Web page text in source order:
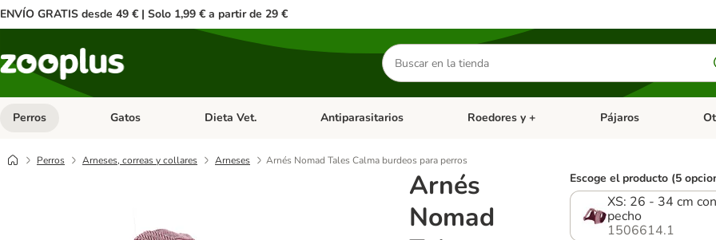
ENVÍO GRATIS desde 49 € | Solo 1,99 € a partir de 29 €
Buscar
productos
Perros Menú de categoria abierto: Perros
Gatos Menú de categoria abierto: Gatos
Dieta Vet. Menú de categoria abierto: Dieta Vet.
Antiparasitarios Menú de categoria abierto: Antiparasitarios
Roedores y + Menú de categoria
Pájaros
Perros Arneses, correas y collares Arneses Arnés Nomad Tales Calma burdeos para perros
Arnés
Nomad
Escoge el producto (5
XS: 26 - 34 cm
pecho
1506614.1